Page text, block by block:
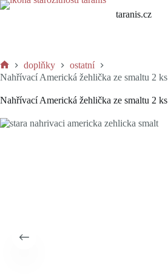
Skip
taranis.cz
Home
doplňky
ostatní
Nahřívací Americká žehlička ze smaltu 2 ks
Nahřívací Americká žehlička ze smaltu 2 ks